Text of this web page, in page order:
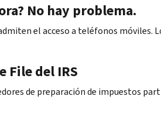
No hay problema.
el acceso a teléfonos móviles.
Filedel IRS
de preparación de impuestos